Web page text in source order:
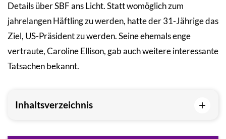
Details über SBF ans Licht. Statt womöglich zum
jahrelangen Häftling zu werden, hatte der 31-Jährige das
Ziel, US-Präsident zu werden. Seine ehemals enge
vertraute, Caroline Ellison, gab auch weitere interessante
Tatsachen bekannt.
Inhaltsverzeichnis +